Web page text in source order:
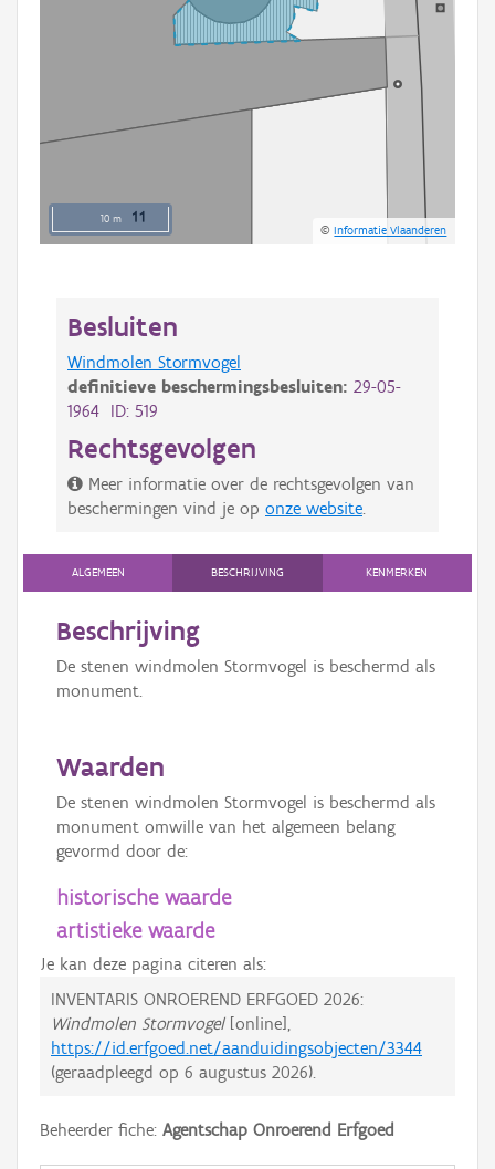
10 m
©Informatie Vlaanderen
Besluiten
Windmolen Stormvogel
definitieve beschermingsbesluiten: 29-05-
1964 ID: 519
Rechtsgevolgen
Meer informatie over de rechtsgevolgen van
beschermingen vind je op onze website
ALGEMEEN BESCHRIJVING KENMERKEN
Beschrijving
De stenen windmolen Stormvogel is beschermd als
monument.
Waarden
De stenen windmolen Stormvogel is beschermd als
monument omwille van het algemeen belang
gevormd door de:
historische waarde
artistieke waarde
Je kan deze pagina citeren als:
INVENTARIS ONROEREND ERFGOED 2026:
Windmolen Stormvogel[online],
https://id.erfgoed.net/aanduidingsobjecten/3344
(geraadpleegd op 6 augustus 2026).
Beheerder fiche: Agentschap Onroerend Erfgoed